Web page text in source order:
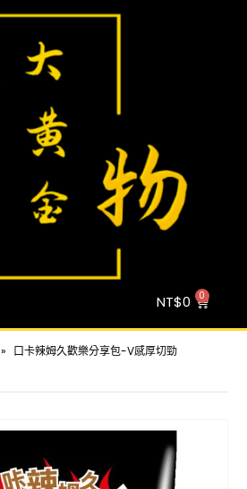
NT$0
» 口卡辣姆久歡樂分享包-V感厚切勁